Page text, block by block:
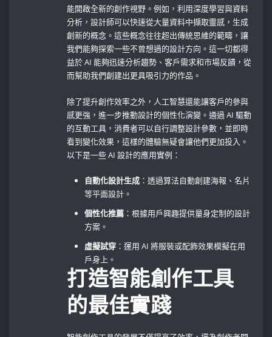
能開啟全新的創作視野。例如，利用深度學習與資料
分析，設計師可以快速從大量資料中擷取靈感，生成
創新的概念。這些概念往往超出傳統思維的範疇，讓
我們能夠探索一些不曾想過的設計方向。這一切都得
益於 ⁢AI 能夠迅速分析趨勢、客戶需求和市場反饋，從
而幫助我們創建出更具吸引力的作品。
除了提升創作效率之外，人工智慧還能讓客戶的參與
感更強，進一步推動設計的個性化演變。通過 ⁣AI 驅動
的互動工具，消費者可以自行調整設計參數，並即時
看到變化效果，這樣的體驗無疑會讓他們更加投入。
以下是一些‌ AI 設計的應用實例：
自動化設計生成 ：透過算法自動創建海報、名片
等平面設計。
個性化推薦 ：根據用戶興趣提供量身定制的設計
方案。
虛擬試穿 ：運用 AI 將服裝或配飾效果模擬在用
戶身上。
打造智能創作工具
的最佳實踐